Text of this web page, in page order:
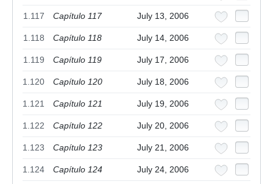
1.117 Capítulo 117 July 13, 2006
1.118 Capítulo 118 July 14, 2006
1.119 Capítulo 119 July 17, 2006
1.120 Capítulo 120 July 18, 2006
1.121 Capítulo 121 July 19, 2006
1.122 Capítulo 122 July 20, 2006
1.123 Capítulo 123 July 21, 2006
1.124 Capítulo 124 July 24, 2006